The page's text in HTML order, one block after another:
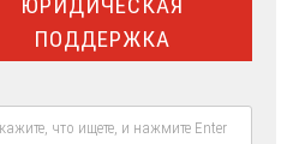
ПОДДЕРЖКА